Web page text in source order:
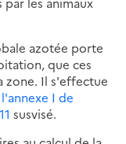
azotée porte
que ces
zone. Il s'effectue
l'annexe I de
susvisé.